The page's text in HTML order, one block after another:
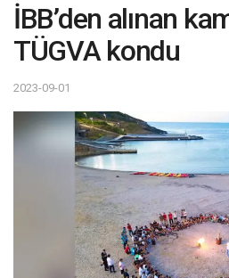
İBB’den alınan
TÜGVA kondu
2023-09-01